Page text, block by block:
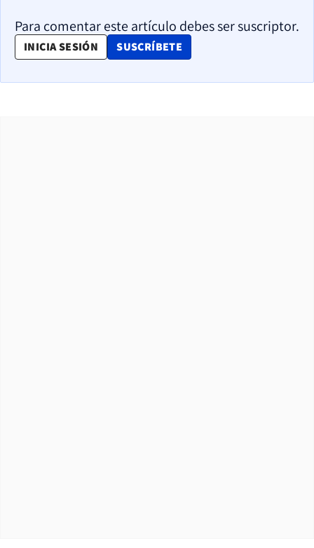
Para comentar este artículo debes ser suscriptor.
INICIA SESIÓN SUSCRÍBETE
OPENS IN NEW WINDOW